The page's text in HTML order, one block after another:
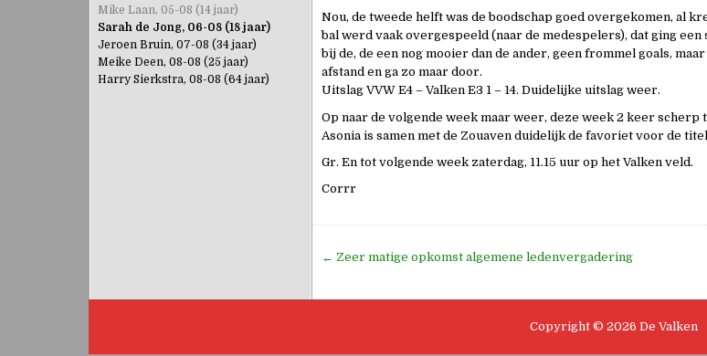
Nou, de tweede helft was de boodschap goed overgekomen, al
bal werd vaak overgespeeld (naar de medespelers), dat ging
bij de, de een nog mooier dan de ander, geen frommel goals,
afstand en ga zo maar door.
Uitslag VVW E4 – Valken E3 1 – 14. Duidelijke uitslag weer.
Op naar de volgende week maar weer, deze week 2 keer scherp
Asonia is samen met de Zouaven duidelijk de favoriet voor de
Gr. En tot volgende week zaterdag, 11.15 uur op het Valken veld.
Corrr
Bericht
← Zeer matige opkomst algemene ledenvergadering
Mike Laan, 05-08 (14 jaar)
Sarah de Jong, 06-08 (18 jaar)
Jeroen Bruin, 07-08 (34 jaar)
Meike Deen, 08-08 (25 jaar)
Harry Sierkstra, 08-08 (64 jaar)
Copyright © 2026 De Valken